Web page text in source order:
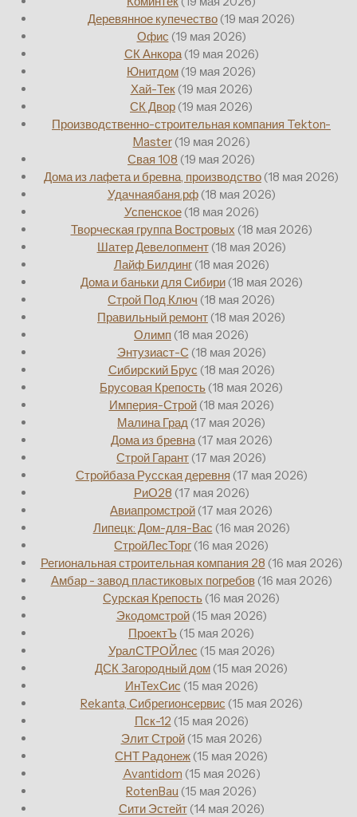
Деревянное купечество (19 мая 2026)
Офис (19 мая 2026)
СК Анкора (19 мая 2026)
Юнитдом (19 мая 2026)
Хай-Тек (19 мая 2026)
СК Двор (19 мая 2026)
Производственно-строительная компания Tekton-
Master (19 мая 2026)
Свая 108 (19 мая 2026)
Дома из лафета и бревна, производство (18 мая 2026)
Удачнаябаня.рф (18 мая 2026)
Успенское (18 мая 2026)
Творческая группа Востровых (18 мая 2026)
Шатер Девелопмент (18 мая 2026)
Лайф Билдинг (18 мая 2026)
Дома и баньки для Сибири (18 мая 2026)
Строй Под Ключ (18 мая 2026)
Правильный ремонт (18 мая 2026)
Олимп (18 мая 2026)
Энтузиаст-С (18 мая 2026)
Сибирский Брус (18 мая 2026)
Брусовая Крепость (18 мая 2026)
Империя-Строй (18 мая 2026)
Малина Град (17 мая 2026)
Дома из бревна (17 мая 2026)
Строй Гарант (17 мая 2026)
Стройбаза Русская деревня (17 мая 2026)
РиО28 (17 мая 2026)
Авиапромстрой (17 мая 2026)
Липецк: Дом-для-Вас (16 мая 2026)
СтройЛесТорг (16 мая 2026)
Региональная строительная компания 28 (16 мая 2026)
Амбар - завод пластиковых погребов (16 мая 2026)
Сурская Крепость (16 мая 2026)
Экодомстрой (15 мая 2026)
ПроектЪ (15 мая 2026)
УралСТРОЙлес (15 мая 2026)
ДСК Загородный дом (15 мая 2026)
ИнТехСис (15 мая 2026)
Rekanta, Сибрегионсервис (15 мая 2026)
Пск-12 (15 мая 2026)
Элит Строй (15 мая 2026)
СНТ Радонеж (15 мая 2026)
Avantidom (15 мая 2026)
RotenBau (15 мая 2026)
Сити Эстейт (14 мая 2026)